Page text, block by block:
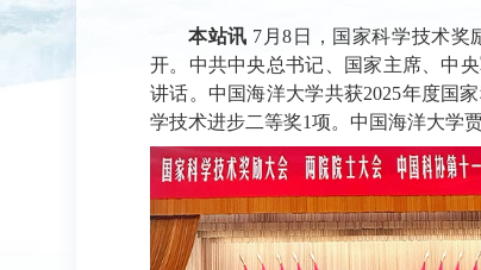
本站讯 7月8日，国家科学技术奖
开。中共中央总书记、国家主席、中
讲话。中国海洋大学共获2025年度国
学技术进步二等奖1项。中国海洋大学